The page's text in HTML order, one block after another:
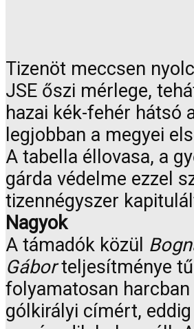
Tizenöt meccsen
JSE őszi mérlege,
hazai kék-fehér hátsó
legjobban a megyei
A tabella éllovasa, a
gárda védelme ezzel
tizennégyszer
Nagyok
A támadók közül
Gáborteljesítménye
folyamatosan harcban
gólkirályi címért,